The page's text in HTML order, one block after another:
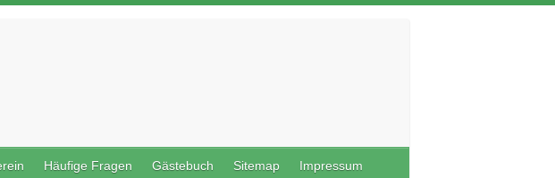
Häufige Fragen Gästebuch Sitemap Impressum